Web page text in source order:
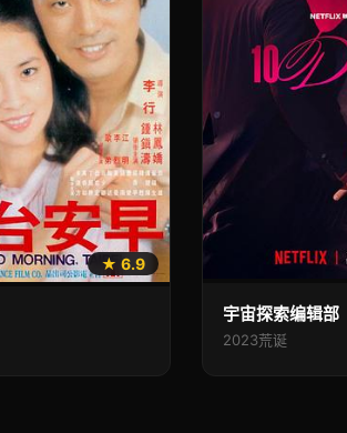
★ 6.9
宇宙探索编辑部
2023荒诞